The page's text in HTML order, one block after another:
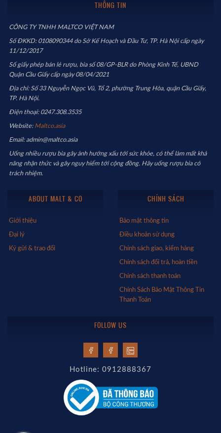
THÔNG TIN
CÔNG TY TNHH MALTCO VIỆT NAM
Số ĐKKD: 0108090344 do Sở Kế Hoạch và Đầu Tư, TP. Hà Nội cấp ngày
11/12/2017
Số giấy phép bán lẻ rượu, bia số 08/GP-BLR do Phòng Kinh Tế, UBND
Quận Cầu Giấy cấp ngày 08/04/2021
Địa chỉ: Số 33 Nguyễn Ngọc Vũ, Tổ 2, phường Trung Hòa, quận Cầu Giấy,
TP. Hà Nội.
Điện thoại: 0247.308.3535
Website: Maltco.asia
Email: admin@maltco.asia
Uống nhiều rượu bia gây ảnh hưởng xấu tới sức khỏe, có thể làm mất khả
năng nhận thức và gây nguy hiểm tới cộng đồng. Hãy uống rượu bia có
trách nhiệm.
ABOUT MALT & CO
Giới thiệu
Đại lý
Ký gửi & trao đổi
CHÍNH SÁCH
Bảo mật thông tin
Điều khoản sử dụng
Chính sách giao, kiểm hàng
Chính sách đổi trả, hoàn tiền
Chính sách thanh toán
Chính Sách Bảo Mật Thông Tin
Thanh Toán
FOLLOW US
Hotline: 0912888367